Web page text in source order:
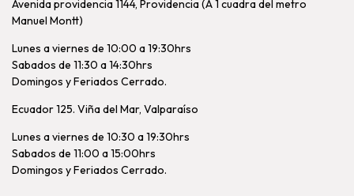
Avenida providencia 1144, Providencia (A 1 cuadra del metro
Manuel Montt)
Lunes a viernes de 10:00 a 19:30hrs
Sabados de 11:30 a 14:30hrs
Domingos y Feriados Cerrado.
Ecuador 125. Viña del Mar, Valparaíso
Lunes a viernes de 10:30 a 19:30hrs
Sabados de 11:00 a 15:00hrs
Domingos y Feriados Cerrado.